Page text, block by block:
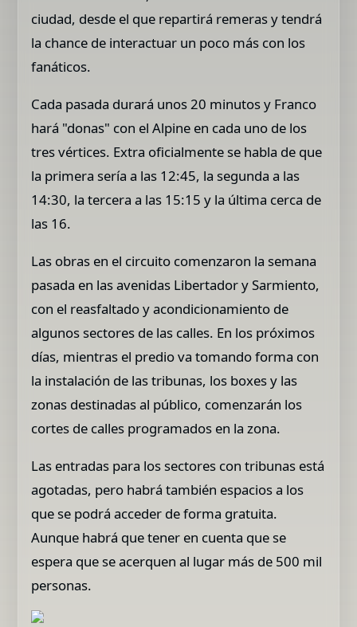
ciudad, desde el que repartirá remeras y tendrá
la chance de interactuar un poco más con los
fanáticos.
Cada pasada durará unos 20 minutos y Franco
hará "donas" con el Alpine en cada uno de los
tres vértices. Extra oficialmente se habla de que
la primera sería a las 12:45, la segunda a las
14:30, la tercera a las 15:15 y la última cerca de
las 16.
Las obras en el circuito comenzaron la semana
pasada en las avenidas Libertador y Sarmiento,
con el reasfaltado y acondicionamiento de
algunos sectores de las calles. En los próximos
días, mientras el predio va tomando forma con
la instalación de las tribunas, los boxes y las
zonas destinadas al público, comenzarán los
cortes de calles programados en la zona.
Las entradas para los sectores con tribunas está
agotadas, pero habrá también espacios a los
que se podrá acceder de forma gratuita.
Aunque habrá que tener en cuenta que se
espera que se acerquen al lugar más de 500 mil
personas.